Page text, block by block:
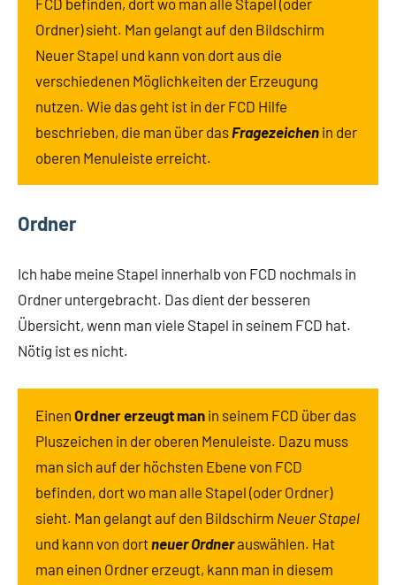
FCD befinden, dort wo man alle Stapel (oder
Ordner) sieht. Man gelangt auf den Bildschirm
Neuer Stapel und kann von dort aus die
verschiedenen Möglichkeiten der Erzeugung
nutzen. Wie das geht ist in der FCD Hilfe
beschrieben, die man über dasFragezeichen in der
oberen Menuleiste erreicht.
Ordner
Ich habe meine Stapel innerhalb von FCD nochmals in
Ordner untergebracht. Das dient der besseren
Übersicht, wenn man viele Stapel in seinem FCD hat.
Nötig ist es nicht.
Einen Ordner erzeugt man in seinem FCD über das
Pluszeichen in der oberen Menuleiste. Dazu muss
man sich auf der höchsten Ebene von FCD
befinden, dort wo man alle Stapel (oder Ordner)
sieht. Man gelangt auf den Bildschirm Neuer Stapel
und kann von dortneuer Ordnerauswählen. Hat
man einen Ordner erzeugt, kann man in diesem